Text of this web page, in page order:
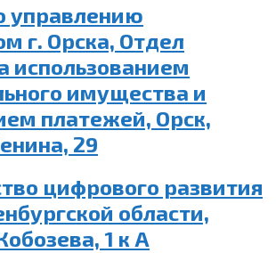
управлению
г. Орска, Отдел
использованием
имущества и
платежей, Орск,
29
цифрового развития
области,
1 к А